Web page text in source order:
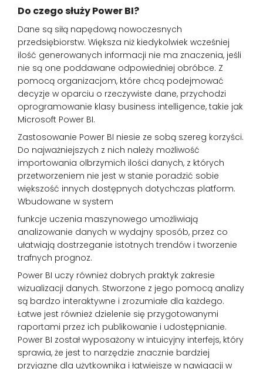
Do czego służy Power BI?
Dane są siłą napędową nowoczesnych
przedsiębiorstw. Większa niż kiedykolwiek wcześniej
ilość generowanych informacji nie ma znaczenia, jeśli
nie są one poddawane odpowiedniej obróbce. Z
pomocą organizacjom, które chcą podejmować
decyzje w oparciu o rzeczywiste dane, przychodzi
oprogramowanie klasy business intelligence, takie jak
Microsoft Power BI.
Zastosowanie Power BI niesie ze sobą szereg korzyści.
Do najważniejszych z nich należy możliwość
importowania olbrzymich ilości danych, z których
przetworzeniem nie jest w stanie poradzić sobie
większość innych dostępnych dotychczas platform.
Wbudowane w system
funkcje uczenia maszynowego umożliwiają
analizowanie danych w wydajny sposób, przez co
ułatwiają dostrzeganie istotnych trendów i tworzenie
trafnych prognoz.
Power BI uczy również dobrych praktyk zakresie
wizualizacji danych. Stworzone z jego pomocą analizy
są bardzo interaktywne i zrozumiałe dla każdego.
Łatwe jest również dzielenie się przygotowanymi
raportami przez ich publikowanie i udostępnianie.
Power BI został wyposażony w intuicyjny interfejs, który
sprawia, że jest to narzędzie znacznie bardziej
przyjazne dla użytkownika i łatwiejsze w nawigacji w